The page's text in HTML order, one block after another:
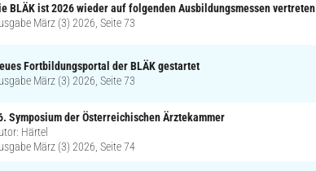
BLÄK ist 2026 wieder auf folgenden Ausbildungsmessen vertreten
März (3) 2026, Seite 73
Fortbildungsportal der BLÄK gestartet
März (3) 2026, Seite 73
Symposium der Österreichischen Ärztekammer
Härtel
März (3) 2026, Seite 74